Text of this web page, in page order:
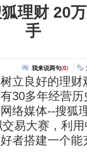
理财 20
手
我来说两句(0)
良好的理财
30多年经营
络媒体--搜狐
易大赛，利
者搭建一个能